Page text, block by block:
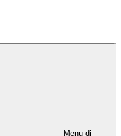
Menu di